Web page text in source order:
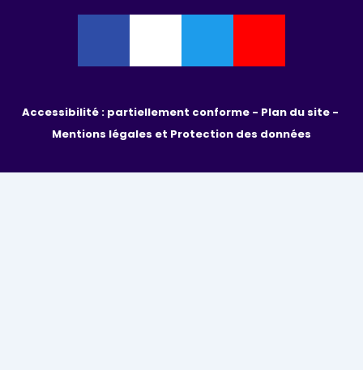
Accessibilité : partiellement conforme -
Mentions légales et Protection des données